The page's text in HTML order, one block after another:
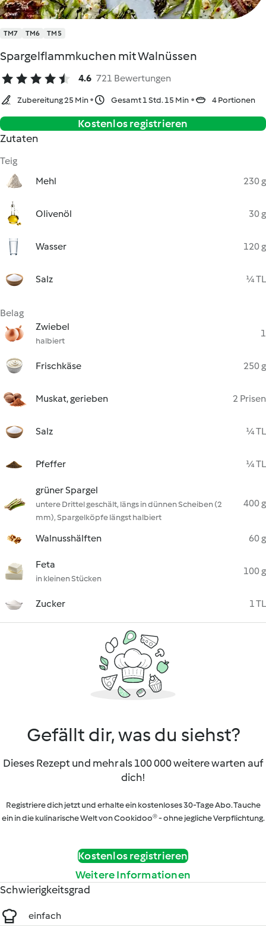
TM7 TM6 TM5
Spargelflammkuchen mit Walnüssen
4.6 721 Bewertungen
Zubereitung 25 Min Gesamt 1 Std. 15 Min 4 Portionen
Kostenlos registrieren
Zutaten
Teig
Mehl
230 g
Olivenöl 30 g
Wasser 120 g
Salz ¼ TL
Belag
Zwiebel
halbiert
1
Frischkäse 250 g
Muskat, gerieben 2 Prisen
Salz ¼ TL
Pfeffer ¼ TL
grüner Spargel
untere Drittel geschält, längs in dünnen Scheiben (2
mm), Spargelköpfe längst halbiert
400 g
Walnusshälften 60 g
Feta
in kleinen Stücken
100 g
Zucker 1 TL
Gefällt dir, was du siehst?
Dieses Rezept und mehr als 100 000 weitere warten auf
dich!
Registriere dich jetzt und erhalte ein kostenloses 30-Tage Abo. Tauche
ein in die kulinarische Welt von Cookidoo® - ohne jegliche Verpflichtung.
Kostenlos registrieren
Weitere Informationen
Schwierigkeitsgrad
einfach